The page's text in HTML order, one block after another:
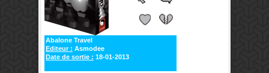
Abalone Travel
Editeur : Asmodee
Date de sortie : 18-01-2013